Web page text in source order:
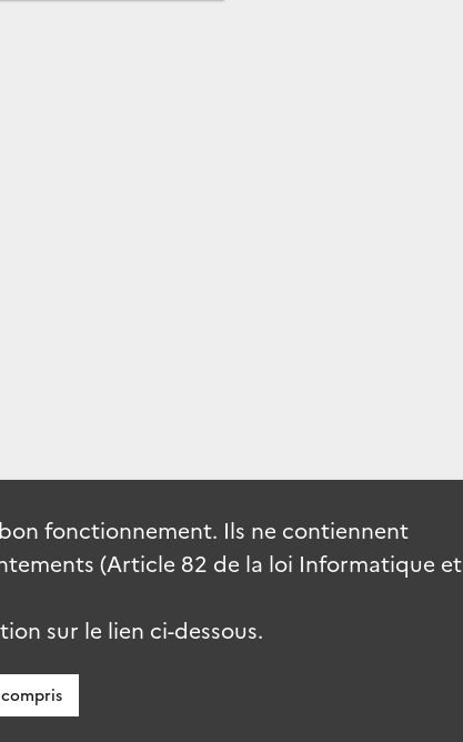
fonctionnement. Ils ne contiennent
(Article 82 de la loi Informatique et
sur le lien ci-dessous.